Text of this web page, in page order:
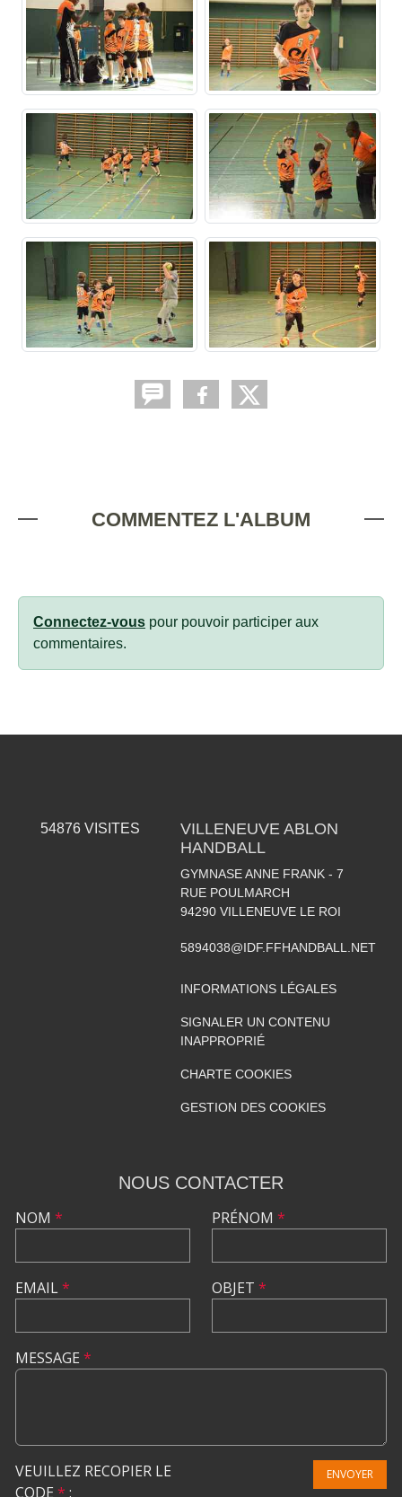
COMMENTEZ L'ALBUM
Connectez-vous pour pouvoir participer aux
commentaires.
54876VISITES
VILLENEUVE ABLON
HANDBALL
GYMNASE ANNE FRANK - 7
RUE POULMARCH
94290 VILLENEUVE LE ROI
5894038@IDF.FFHANDBALL.NET
INFORMATIONS LÉGALES
SIGNALER UN CONTENU
INAPPROPRIÉ
CHARTE COOKIES
GESTION DES COOKIES
NOUS CONTACTER
NOM *
EMAIL*
PRÉNOM *
OBJET *
MESSAGE *
VEUILLEZ RECOPIER LE
CODE * :
ENVOYER